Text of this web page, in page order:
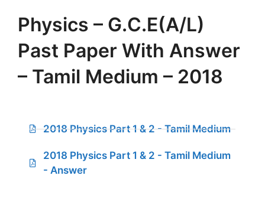
Physics – G.C.E(A/L)
Past Paper With Answer
– Tamil Medium – 2018
2018 Physics Part 1 & 2 - Tamil Medium
2018 Physics Part 1 & 2 - Tamil Medium
- Answer